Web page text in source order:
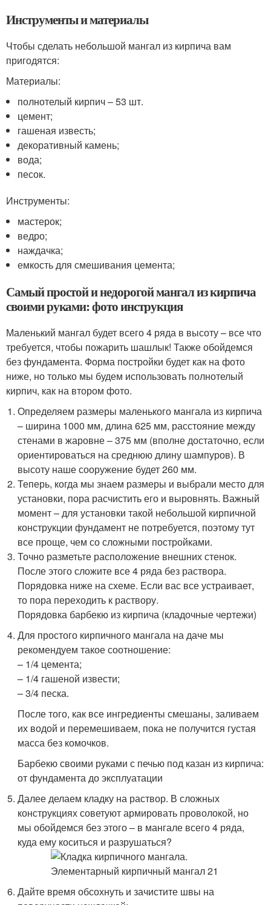
Инструменты и материалы
Чтобы сделать небольшой мангал из кирпича вам
пригодятся:
Материалы:
полнотелый кирпич – 53 шт.
цемент;
гашеная известь;
декоративный камень;
вода;
песок.
Инструменты:
мастерок;
ведро;
наждачка;
емкость для смешивания цемента;
Самый простой и недорогой мангал из кирпича
своими руками: фото инструкция
Маленький мангал будет всего 4 ряда в высоту – все что
требуется, чтобы пожарить шашлык! Также обойдемся
без фундамента. Форма постройки будет как на фото
ниже, но только мы будем использовать полнотелый
кирпич, как на втором фото.
Определяем размеры маленького мангала из кирпича
– ширина 1000 мм, длина 625 мм, расстояние между
стенами в жаровне – 375 мм (вполне достаточно, если
ориентироваться на среднюю длину шампуров). В
высоту наше сооружение будет 260 мм.
Теперь, когда мы знаем размеры и выбрали место для
установки, пора расчистить его и выровнять. Важный
момент – для установки такой небольшой кирпичной
конструкции фундамент не потребуется, поэтому тут
все проще, чем со сложными постройками.
Точно разметьте расположение внешних стенок.
После этого сложите все 4 ряда без раствора.
Порядовка ниже на схеме. Если вас все устраивает,
то пора переходить к раствору.
Порядовка барбекю из кирпича (кладочные чертежи)
Для простого кирпичного мангала на даче мы
рекомендуем такое соотношение:
– 1/4 цемента;
– 1/4 гашеной извести;
– 3/4 песка.
После того, как все ингредиенты смешаны, заливаем
их водой и перемешиваем, пока не получится густая
масса без комочков.
Барбекю своими руками с печью под казан из кирпича:
от фундамента до эксплуатации
Далее делаем кладку на раствор. В сложных
конструкциях советуют армировать проволокой, но
мы обойдемся без этого – в мангале всего 4 ряда,
куда ему коситься и разрушаться?
Дайте время обсохнуть и зачистите швы на